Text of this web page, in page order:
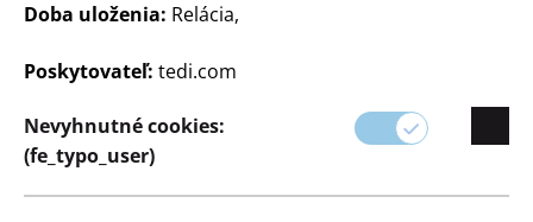
Doba uloženia: Relácia,
Poskytovateľ: tedi.com
Nevyhnutné cookies:
(fe_typo_user)